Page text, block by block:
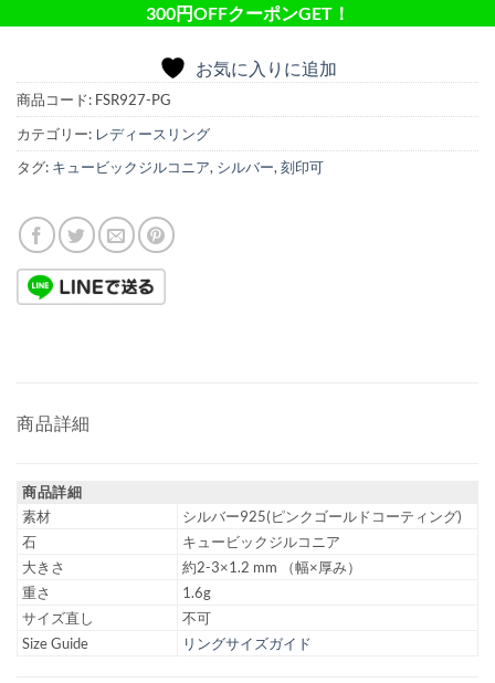
300円OFFクーポンGET！
お気に入りに追加
商品コード: FSR927-PG
カテゴリー: レディースリング
タグ: キュービックジルコニア, シルバー,刻印可
商品詳細
商品詳細
素材
シルバー925(ピンクゴールドコーティング)
石
キュービックジルコニア
大きさ
約2-3×1.2 mm （幅×厚み）
重さ
1.6g
サイズ直し
不可
Size Guide
リングサイズガイド